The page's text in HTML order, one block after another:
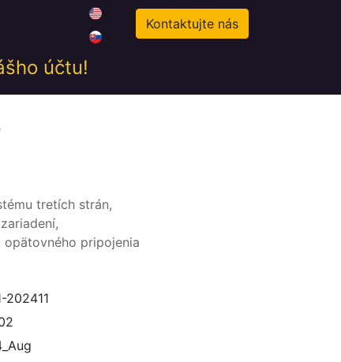
Novinky 0
Kontaktujte nás
účtu!
tretích strán,
pripojenia
202411